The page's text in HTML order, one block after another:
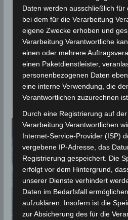
Uhr – Fr.,
19. Juli 2019 Wettermann
2778
INM
Kairouan, Kasserine,
Niederschlagsstatistik
Eine Gewitterzelle (siehe
gegen 18 Uhr) hat am späten
Donnerstag, den 18. Juli 2019
Daten werden ausschließlich für
bei dem für die Verarbeitung
eigene Zwecke erhoben und
Verarbeitung Verantwortliche
einen oder mehrere
einen Paketdienstleister,
personenbezogenen Daten
eine interne Verwendung, die
Verantwortlichen zuzurechnen
Durch eine Registrierung auf
Verarbeitung Verantwortlichen
Internet-Service-Provider (ISP)
vergebene IP-Adresse, das
Registrierung gespeichert. Die
erfolgt vor dem Hintergrund,
unserer Dienste verhindert
Daten im Bedarfsfall
aufzuklären. Insofern ist die
zur Absicherung des für die